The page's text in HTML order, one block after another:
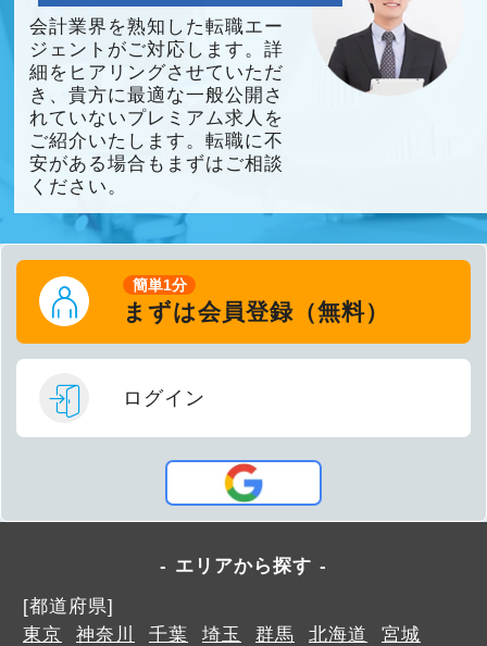
会計業界を熟知した転職エー
ジェントがご対応します。詳
細をヒアリングさせていただ
き、貴方に最適な一般公開さ
れていないプレミアム求人を
ご紹介いたします。転職に不
安がある場合もまずはご相談
ください。
簡単1分
まずは会員登録（無料）
ログイン
エリアから探す
[都道府県]
東京
神奈川 千葉 埼玉 群馬 北海道
宮城